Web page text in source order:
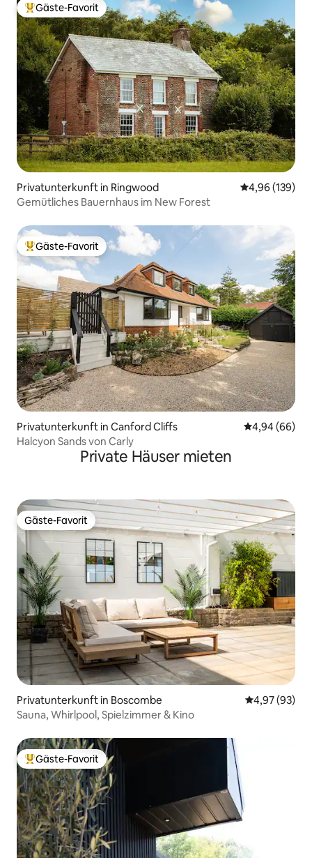
Beliebter Gäste-Favorit.
Gäste-Favorit
Privatunterkunft in Ringwood
4,96 (139)
Gemütliches Bauernhaus im New Forest
Beliebter Gäste-Favorit.
Gäste-Favorit
Privatunterkunft in Canford Cliffs
4,94 (66)
Halcyon Sands von Carly
Private Häuser mieten
Gäste-Favorit
Gäste-Favorit
Privatunterkunft in Boscombe
4,97 (93)
Sauna, Whirlpool, Spielzimmer & Kino
Beliebter Gäste-Favorit.
Gäste-Favorit